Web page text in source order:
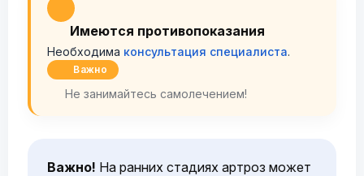
Имеются противопоказания
Необходима консультация специалиста.
Важно
Не занимайтесь самолечением!
Важно! На ранних стадиях артроз может